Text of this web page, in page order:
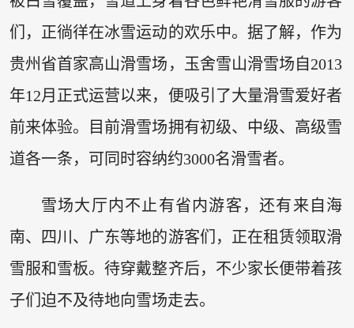
们，正徜徉在冰雪运动的欢乐中。据了解，作为
贵州省首家高山滑雪场，玉舍雪山滑雪场自2013
年12月正式运营以来，便吸引了大量滑雪爱好者
前来体验。目前滑雪场拥有初级、中级、高级雪
道各一条，可同时容纳约3000名滑雪者。
雪场大厅内不止有省内游客，还有来自海
南、四川、广东等地的游客们，正在租赁领取滑
雪服和雪板。待穿戴整齐后，不少家长便带着孩
子们迫不及待地向雪场走去。